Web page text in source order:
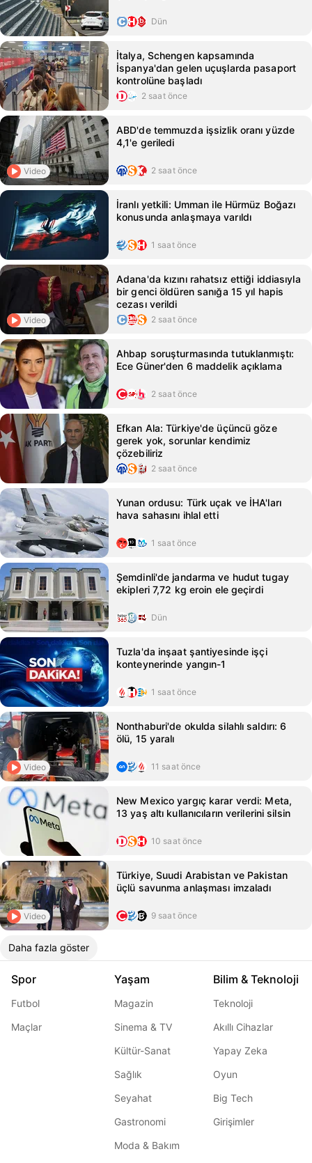
Dün
İtalya, Schengen kapsamında
İspanya'dan gelen uçuşlarda pasaport
kontrolüne başladı
2 saat önce
Video
ABD'de temmuzda işsizlik oranı yüzde
4,1'e geriledi
2 saat önce
İranlı yetkili: Umman ile Hürmüz Boğazı
konusunda anlaşmaya varıldı
1 saat önce
Video
Adana'da kızını rahatsız ettiği iddiasıyla
bir genci öldüren sanığa 15 yıl hapis
cezası verildi
2 saat önce
Ahbap soruşturmasında tutuklanmıştı:
Ece Güner'den 6 maddelik açıklama
2 saat önce
Efkan Ala: Türkiye'de üçüncü göze
gerek yok, sorunlar kendimiz
çözebiliriz
2 saat önce
Yunan ordusu: Türk uçak ve İHA'ları
hava sahasını ihlal etti
1 saat önce
Şemdinli'de jandarma ve hudut tugay
ekipleri 7,72 kg eroin ele geçirdi
Dün
Tuzla'da inşaat şantiyesinde işçi
konteynerinde yangın-1
1 saat önce
Video
Nonthaburi'de okulda silahlı saldırı: 6
ölü, 15 yaralı
11 saat önce
New Mexico yargıç karar verdi: Meta,
13 yaş altı kullanıcıların verilerini silsin
10 saat önce
Video
Türkiye, Suudi Arabistan ve Pakistan
üçlü savunma anlaşması imzaladı
9 saat önce
Daha fazla göster
Spor
Futbol
Maçlar
Yaşam
Magazin
Sinema & TV
Kültür-Sanat
Sağlık
Seyahat
Gastronomi
Moda & Bakım
Bilim & Teknoloji
Teknoloji
Akıllı Cihazlar
Yapay Zeka
Oyun
Big Tech
Girişimler